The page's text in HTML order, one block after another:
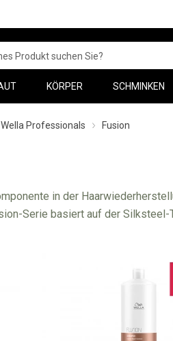
KÖRPER SCHMINKEN
Wella Professionals Fusion
in der
Serie basiert auf der